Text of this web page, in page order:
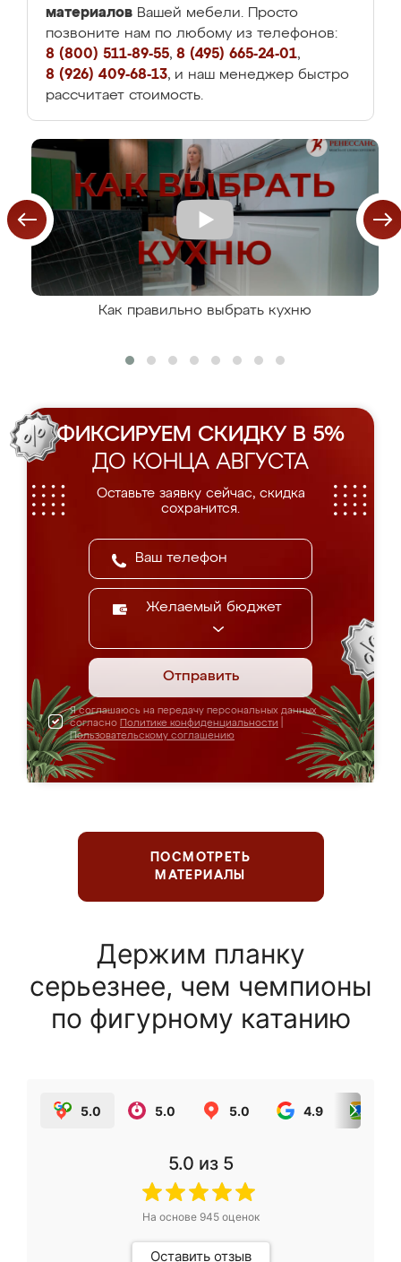
материалов Вашей мебели. Просто
позвоните нам по любому из телефонов:
8 (800) 511-89-55, 8 (495) 665-24-01,
8 (926) 409-68-13, и наш менеджер быстро
рассчитает стоимость.
Как правильно выбрать кухню
ФИКСИРУЕМ СКИДКУ В 5%
ДО КОНЦА АВГУСТА
Оставьте заявку сейчас, скидка
сохранится.
Желаемый бюджет
Отправить
Я соглашаюсь на передачу персональных данных
согласно Политике конфиденциальности
Пользовательскому соглашению
ПОСМОТРЕТЬ
МАТЕРИАЛЫ
Держим планку
серьезнее, чем чемпионы
по фигурному катанию
5.0 5.0 5.0 4.9
5.0 из 5
На основе 945оценок
Оставить отзыв